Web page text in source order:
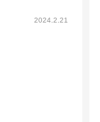
す）
2024.2.21